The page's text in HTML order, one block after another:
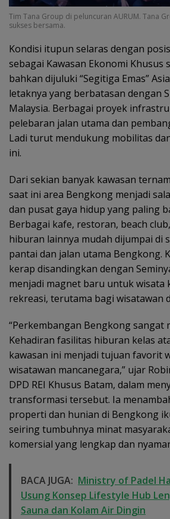
Tim Tana Group di peluncuran AURUM. Tana
sukses bersama.
Kondisi itupun selaras dengan
sebagai Kawasan Ekonomi Khusus
bahkan dijuluki “Segitiga Emas”
letaknya yang berbatasan dengan
Malaysia. Berbagai proyek
pelebaran jalan utama dan
Ladi turut mendukung mobilitas
ini.
Dari sekian banyak kawasan
saat ini area Bengkong menjadi
dan pusat gaya hidup yang paling
Berbagai kafe, restoran, beach
hiburan lainnya mudah dijumpai di
pantai dan jalan utama Bengkong.
kerap disandingkan dengan
menjadi magnet baru untuk wisata
rekreasi, terutama bagi wisatawan
“Perkembangan Bengkong sangat
Kehadiran fasilitas hiburan kelas
kawasan ini menjadi tujuan favorit
wisatawan mancanegara,” ujar
DPD REI Khusus Batam, dalam
transformasi tersebut. Ia
properti dan hunian di Bengkong
seiring tumbuhnya minat
komersial yang lengkap dan
BACA JUGA: Ministry of Padel
Usung Konsep Lifestyle Hub
Sauna dan Kolam Air Dingin